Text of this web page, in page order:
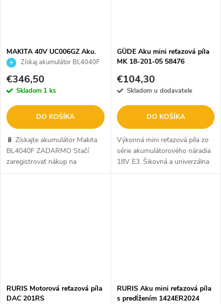
MAKITA 40V UC006GZ Aku.
reťazová píla
Získaj akumulátor BL4040F
ZADARMO
€346,50
Skladom 1 ks
DO KOŠÍKA
🔋 Získajte akumulátor Makita
BL4040F ZADARMO Stačí
zaregistrovať nákup na
makitaredemption.eu. Ide o
GÜDE Aku mini reťazová píla
MK 18-201-05 58476
€104,30
Skladom u dodavatele
DO KOŠÍKA
Výkonná mini reťazová píla zo
série akumulátorového náradia
18V E3. Šikovná a univerzálna
jednoručná píla na prerezávanie
RURIS Motorová reťazová píla
DAC 201RS
RURIS Aku mini reťazová píla
s predĺžením 1424ER2024